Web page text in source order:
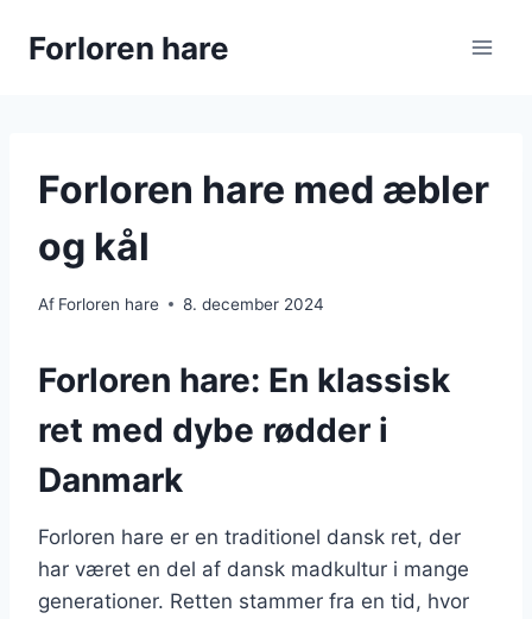
Forloren hare
Forloren hare med æbler
og kål
Af Forloren hare 8. december 2024
Forloren hare: En klassisk
ret med dybe rødder i
Danmark
Forloren hare er en traditionel dansk ret, der
har været en del af dansk madkultur i mange
generationer. Retten stammer fra en tid, hvor